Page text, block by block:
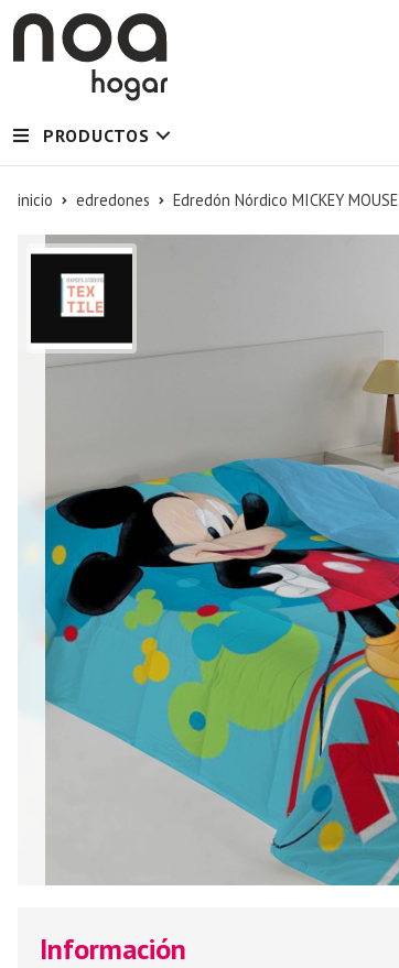
PRODUCTOS
inicio edredones Edredón Nórdico MICKEY MOUSE
Información